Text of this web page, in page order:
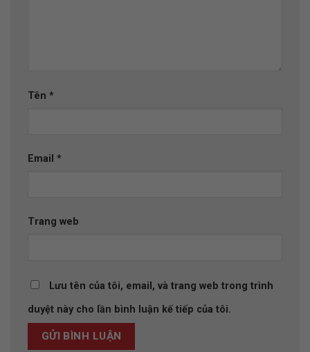
Tên *
Email *
Trang web
Lưu tên của tôi, email, và trang web trong trình
duyệt này cho lần bình luận kế tiếp của tôi.